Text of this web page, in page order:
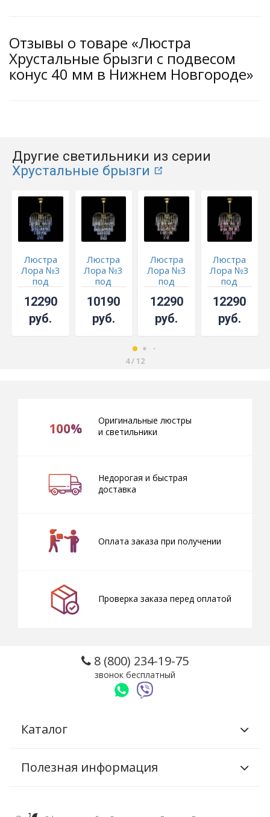
Отзывы о товаре «Люстра
Хрустальные брызги с подвесом
конус 40 мм в Нижнем Новгороде»
Другие светильники из серии
Хрустальные брызги
Люстра
Лора №3
под
синяя
12290
руб.
Люстра
Лора №3
под
10190
руб.
Люстра
Лора №3
под
чайная
12290
руб.
Люстра
Лора №3
под
красная
12290
руб.
4/ 12
100%
Оригинальные люстры
и светильники
Недорогая и быстрая
доставка
Оплата заказа при получении
Проверка заказа перед оплатой
8 (800) 234-19-75
звонок бесплатный
Каталог
Полезная информация